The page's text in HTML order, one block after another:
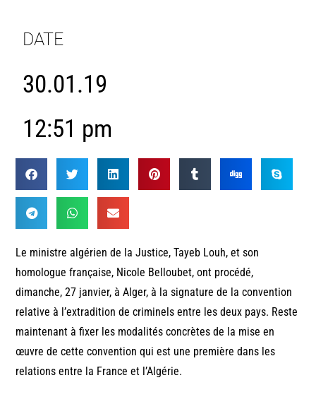
DATE
30.01.19
12:51 pm
Le ministre algérien de la Justice, Tayeb Louh, et son
homologue française, Nicole Belloubet, ont procédé,
dimanche, 27 janvier, à Alger, à la signature de la convention
relative à l’extradition de criminels entre les deux pays. Reste
maintenant à fixer les modalités concrètes de la mise en
œuvre de cette convention qui est une première dans les
relations entre la France et l’Algérie.